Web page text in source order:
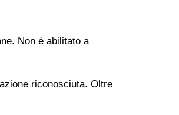
Non è abilitato a
riconosciuta. Oltre